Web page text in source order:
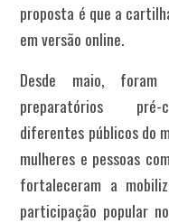
proposta é que a
em versão online.
Desde maio, foram
preparatórios pré-
diferentes públicos do
mulheres e pessoas
fortaleceram a
participação popular